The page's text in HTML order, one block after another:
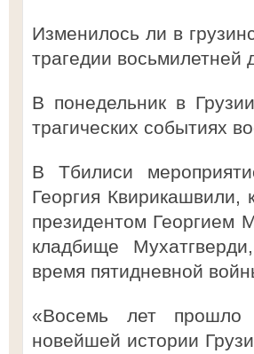
Изменилось ли в
трагедии восьмилетней
В понедельник в
трагических событиях
В Тбилиси
Георгия Квирикашвили,
президентом Георгием
кладбище
время пятидневной
«Восемь лет прошло
новейшей истории